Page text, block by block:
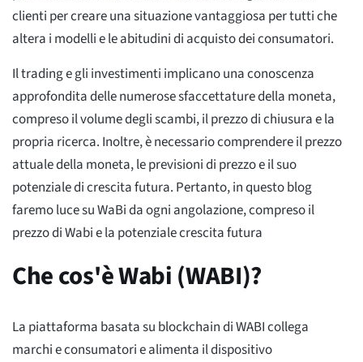
clienti per creare una situazione vantaggiosa per tutti che
altera i modelli e le abitudini di acquisto dei consumatori.
Il trading e gli investimenti implicano una conoscenza
approfondita delle numerose sfaccettature della moneta,
compreso il volume degli scambi, il prezzo di chiusura e la
propria ricerca. Inoltre, è necessario comprendere il prezzo
attuale della moneta, le previsioni di prezzo e il suo
potenziale di crescita futura. Pertanto, in questo blog
faremo luce su WaBi da ogni angolazione, compreso il
prezzo di Wabi e la potenziale crescita futura
Che cos'è Wabi (WABI)?
La piattaforma basata su blockchain di WABI collega
marchi e consumatori e alimenta il dispositivo